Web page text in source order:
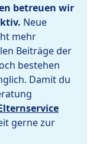
betreuen wir
Neue
mehr
Beiträge der
bestehen
Damit du
gerne zur